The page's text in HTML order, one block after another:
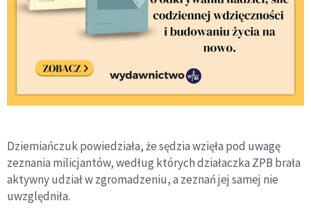
Dziemiańczuk powiedziała, że sędzia wzięła pod uwagę
zeznania milicjantów, według których działaczka ZPB brała
aktywny udział w zgromadzeniu, a zeznań jej samej nie
uwzględniła.